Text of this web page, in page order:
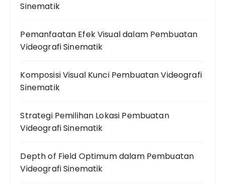
Sinematik
Pemanfaatan Efek Visual dalam Pembuatan
Videografi Sinematik
Komposisi Visual Kunci Pembuatan Videografi
Sinematik
Strategi Pemilihan Lokasi Pembuatan
Videografi Sinematik
Depth of Field Optimum dalam Pembuatan
Videografi Sinematik